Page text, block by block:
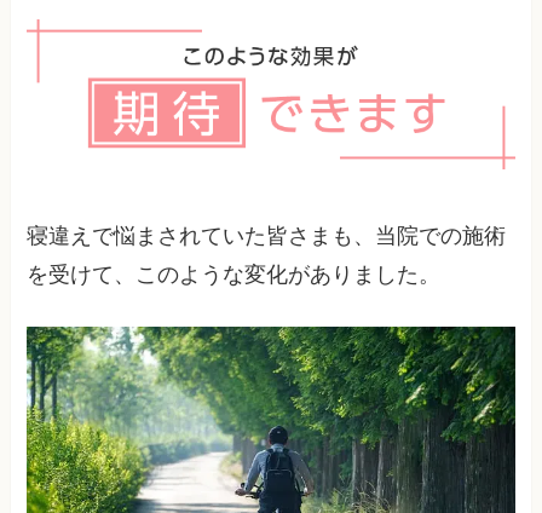
があることが多く、継続的なケアが必要です。
寝違えで悩まされていた皆さまも、当院での施術
を受けて、このような変化がありました。